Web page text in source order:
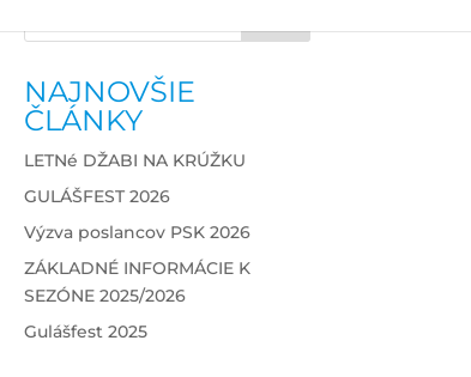
NAJNOVŠIE
ČLÁNKY
LETNé DŽABI NA KRÚŽKU
GULÁŠFEST 2026
Výzva poslancov PSK 2026
ZÁKLADNÉ INFORMÁCIE K
SEZÓNE 2025/2026
Gulášfest 2025